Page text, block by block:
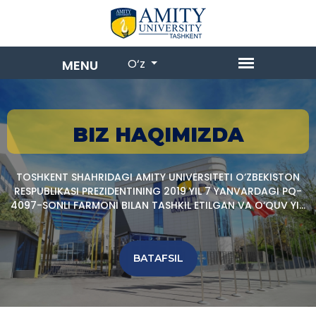
O‘z
BIZ HAQIMIZDA
TOSHKENT SHAHRIDAGI AMITY UNIVERSITETI O‘ZBEKISTON
RESPUBLIKASI PREZIDENTINING 2019 YIL 7 YANVARDAGI PQ-
4097-SONLI FARMONI BILAN TASHKIL ETILGAN VA O‘QUV YILI
2019 YILDAN BOSHLANGAN.TOSHKENT SHAHRIDAGI AMITY
UNIVERSITETI BOSHLANG‘ICH, BAKALAVRIAT VA
magistratura bosqichlarida oliy ta’limning turli
yo‘nalishlarda, jumladan axborot texnologiyalari,
iqtisodiyot, menejment va turizm bo‘yicha kasbga
yo‘naltirilgan o‘quv dasturlarinig taklif etadi.
Toshkent shahridagi Amity universiteti maqtovga loyiq
BATAFSIL